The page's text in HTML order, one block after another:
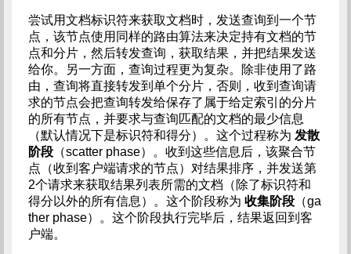
尝试用文档标识符来获取文档时，发送查询到一个节
点，该节点使用同样的路由算法来决定持有文档的节
点和分片，然后转发查询，获取结果，并把结果发送
给你。另一方面，查询过程更为复杂。除非使用了路
由，查询将直接转发到单个分片，否则，收到查询请
求的节点会把查询转发给保存了属于给定索引的分片
的所有节点，并要求与查询匹配的文档的最少信息
（默认情况下是标识符和得分）。这个过程称为 发散
阶段（scatter phase）。收到这些信息后，该聚合节
点（收到客户端请求的节点）对结果排序，并发送第
2个请求来获取结果列表所需的文档（除了标识符和
得分以外的所有信息）。这个阶段称为 收集阶段（ga
ther phase）。这个阶段执行完毕后，结果返回到客
户端。